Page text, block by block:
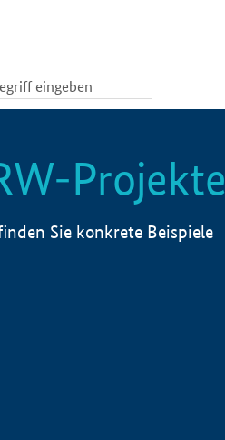
Projekte
Sie konkrete Beispiele